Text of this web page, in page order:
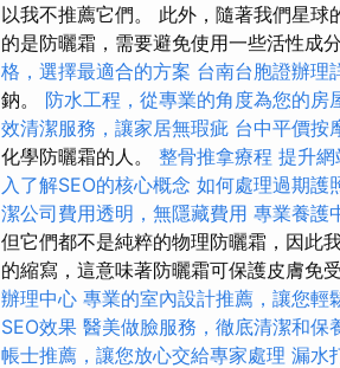
以我不推薦它們。 此外，隨著我​​們星
的是防曬霜，需要避免使用一些活性成
格，選擇最適合的方案 台南台胞證辦理
鈉。 防水工程，從專業的角度為您的房
效清潔服務，讓家居無瑕疵 台中平價按
化學防曬霜的人。 整骨推拿療程 提升網
入了解SEO的核心概念 如何處理過期護
潔公司費用透明，無隱藏費用 專業養護
但它們都不是純粹的物理防曬霜，因此
的縮寫，這意味著防曬霜可保護皮膚免
辦理中心 專業的室內設計推薦，讓您輕
SEO效果 醫美做臉服務，徹底清潔和保
帳士推薦，讓您放心交給專家處理 漏水